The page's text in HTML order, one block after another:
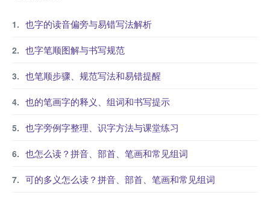
也字的读音偏旁与易错写法解析
也字笔顺图解与书写规范
也笔顺步骤、规范写法和易错提醒
也的笔画字的释义、组词和书写提示
也字旁例字整理、识字方法与课堂练习
也怎么读？拼音、部首、笔画和常见组词
可的多义怎么读？拼音、部首、笔画和常见组词